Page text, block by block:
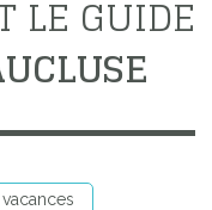
LE GUIDE